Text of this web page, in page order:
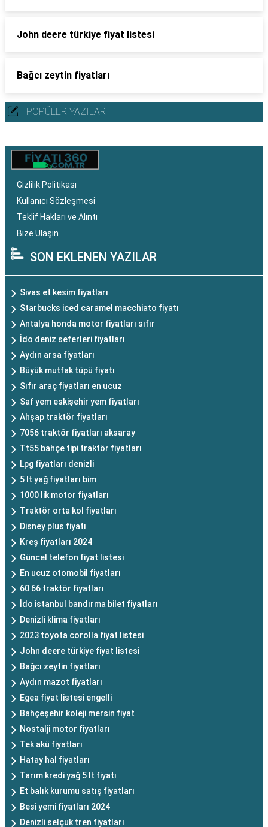
John deere türkiye fiyat listesi
Bağcı zeytin fiyatları
POPÜLER YAZILAR
Gizlilik Politikası
Kullanıcı Sözleşmesi
Teklif Hakları ve Alıntı
Bize Ulaşın
SON EKLENEN YAZILAR
Sivas et kesim fiyatları
Starbucks iced caramel macchiato fiyatı
Antalya honda motor fiyatları sıfır
İdo deniz seferleri fiyatları
Aydın arsa fiyatları
Büyük mutfak tüpü fiyatı
Sıfır araç fiyatları en ucuz
Saf yem eskişehir yem fiyatları
Ahşap traktör fiyatları
7056 traktör fiyatları aksaray
Tt55 bahçe tipi traktör fiyatları
Lpg fiyatları denizli
5 lt yağ fiyatları bim
1000 lik motor fiyatları
Traktör orta kol fiyatları
Disney plus fiyatı
Kreş fiyatları 2024
Güncel telefon fiyat listesi
En ucuz otomobil fiyatları
60 66 traktör fiyatları
İdo istanbul bandırma bilet fiyatları
Denizli klima fiyatları
2023 toyota corolla fiyat listesi
John deere türkiye fiyat listesi
Bağcı zeytin fiyatları
Aydın mazot fiyatları
Egea fiyat listesi engelli
Bahçeşehir koleji mersin fiyat
Nostalji motor fiyatları
Tek akü fiyatları
Hatay hal fiyatları
Tarım kredi yağ 5 lt fiyatı
Et balık kurumu satış fiyatları
Besi yemi fiyatları 2024
Denizli selçuk tren fiyatları